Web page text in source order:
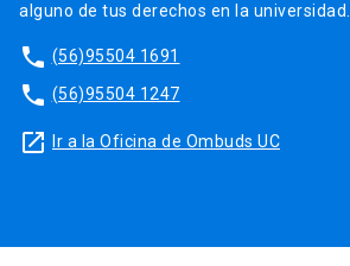
alguno de tus derechos en la universidad.
phone (56)95504 1691
phone (56)95504 1247
launch Ir a la Oficina de Ombuds UC